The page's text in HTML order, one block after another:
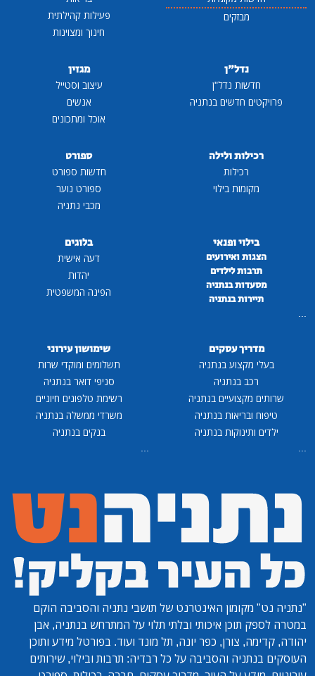
מבזקים
פעילות קהילתית
חינוך ומצוינות
נדל"ן
חדשות נדל"ן
פרויקטים חדשים בנתניה
מגזין
עיצוב וסטייל
אנשים
אוכל ומתכונים
רכילות ולילה
רכילות
מקומות בילוי
ספורט
חדשות ספורט
ספורט נוער
מכבי נתניה
בילוי ופנאי
הצגות ואירועים
תרבות לילדים
מסעדות בנתניה
תיירות בנתניה
בלוגים
דעה אישית
יהדות
הפינה המשפטית
מדריך עסקים
בעלי מקצוע בנתניה
רכב בנתניה
שרותים מקצועיים בנתניה
טיפוח ובריאות בנתניה
ילדים ותינוקות בנתניה
שימושון עירוני
תשלומים ומוקדי שרות
סניפי דואר בנתניה
רשימת טלפונים חיוניים
משרדי ממשלה בנתניה
בנקים בנתניה
"נתניה נט" מקומון האינטרנט של תושבי נתניה והסביבה הוקם
במטרה לספק תוכן איכותי ובלתי תלוי על המתרחש בנתניה, אבן
יהודה, קדימה, צורן, כפר יונה, תל מונד ועוד. בפורטל מידע ותוכן
העוסקים בנתניה והסביבה על כל רבדיה: תרבות ובילוי, שירותים